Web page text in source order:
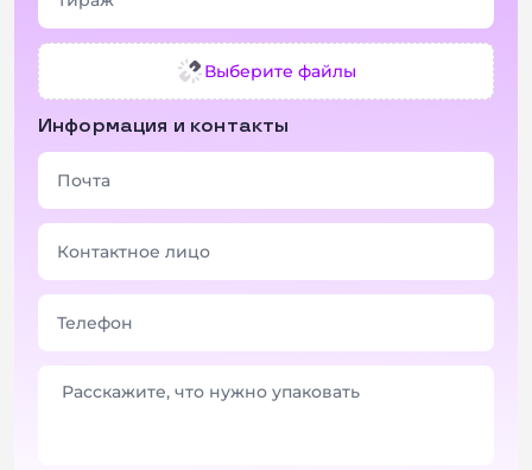
Выберите файлы
Информация и контакты